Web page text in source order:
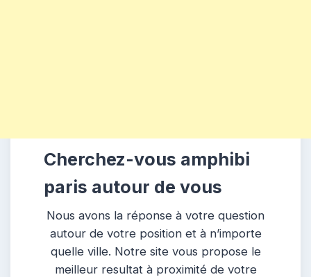
Cherchez-vous amphibi
paris autour de vous
Nous avons la réponse à votre question
autour de votre position et à n’importe
quelle ville. Notre site vous propose le
meilleur resultat à proximité de votre